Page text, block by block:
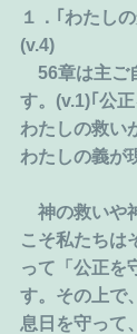
１．｢わたし
(v.4)
56章は主ご
す。(v.1)｢公
わたしの救い
わたしの義が
神の救いや
こそ私たちは
って「公正を
す。その上で
息日を守って